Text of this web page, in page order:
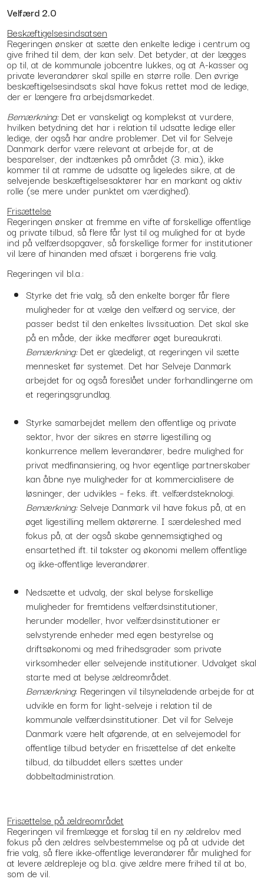
Velfærd 2.0
Beskæftigelsesindsatsen
Regeringen ønsker at sætte den enkelte ledige i centrum og
give frihed til dem, der kan selv. Det betyder, at der lægges
op til, at de kommunale jobcentre lukkes, og at A-kasser og
private leverandører skal spille en større rolle. Den øvrige
beskæftigelsesindsats skal have fokus rettet mod de ledige,
der er længere fra arbejdsmarkedet.
Bemærkning:Det er vanskeligt og komplekst at vurdere,
hvilken betydning det har i relation til udsatte ledige eller
ledige, der også har andre problemer. Det vil for Selveje
Danmark derfor være relevant at arbejde for, at de
besparelser, der indtænkes på området (3. mia.), ikke
kommer til at ramme de udsatte og ligeledes sikre, at de
selvejende beskæftigelsesaktører har en markant og aktiv
rolle (se mere under punktet om værdighed).
Frisættelse
Regeringen ønsker at fremme en vifte af forskellige offentlige
og private tilbud, så flere får lyst til og mulighed for at byde
ind på velfærdsopgaver, så forskellige former for institutioner
vil lære af hinanden med afsæt i borgerens frie valg.
Regeringen vil bl.a.:
Styrke det frie valg, så den enkelte borger får flere
muligheder for at vælge den velfærd og service, der
passer bedst til den enkeltes livssituation. Det skal ske
på en måde, der ikke medfører øget bureaukrati.
Bemærkning: Det er glædeligt, at regeringen vil sætte
mennesket før systemet. Det har Selveje Danmark
arbejdet for og også foreslået under forhandlingerne om
et regeringsgrundlag.
Styrke samarbejdet mellem den offentlige og private
sektor, hvor der sikres en større ligestilling og
konkurrence mellem leverandører, bedre mulighed for
privat medfinansiering, og hvor egentlige partnerskaber
kan åbne nye muligheder for at kommercialisere de
løsninger, der udvikles – f.eks. ift. velfærdsteknologi.
Bemærkning:Selveje Danmark vil have fokus på, at en
øget ligestilling mellem aktørerne. I særdeleshed med
fokus på, at der også skabe gennemsigtighed og
ensartethed ift. til takster og økonomi mellem offentlige
og ikke-offentlige leverandører.
Nedsætte et udvalg, der skal belyse forskellige
muligheder for fremtidens velfærdsinstitutioner,
herunder modeller, hvor velfærdsinstitutioner er
selvstyrende enheder med egen bestyrelse og
driftsøkonomi og med frihedsgrader som private
virksomheder eller selvejende institutioner. Udvalget skal
starte med at belyse ældreområdet.
Bemærkning: Regeringen vil tilsyneladende arbejde for at
udvikle en form for light-selveje i relation til de
kommunale velfærdsinstitutioner. Det vil for Selveje
Danmark være helt afgørende, at en selvejemodel for
offentlige tilbud betyder en frisættelse af det enkelte
tilbud, da tilbuddet ellers sættes under
dobbeltadministration.
Frisættelse på ældreområdet
Regeringen vil fremlægge et forslag til en ny ældrelov med
fokus på den ældres selvbestemmelse og på at udvide det
frie valg, så flere ikke-offentlige leverandører får mulighed for
at levere ældrepleje og bl.a. give ældre mere frihed til at bo,
som de vil.